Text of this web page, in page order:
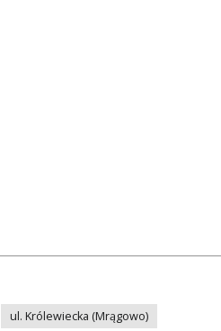
ul. Królewiecka (Mrągowo)